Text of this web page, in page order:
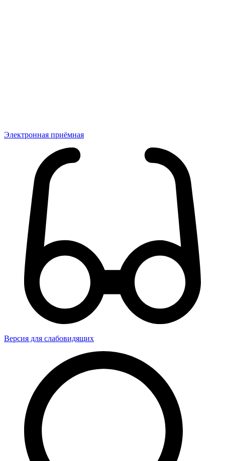
Электронная приёмная
Версия для слабовидящих